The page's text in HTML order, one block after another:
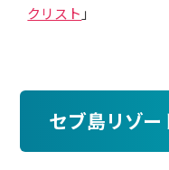
クリスト 」
セブ島リゾ